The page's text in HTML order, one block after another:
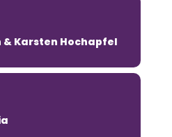
& Karsten Hochapfel